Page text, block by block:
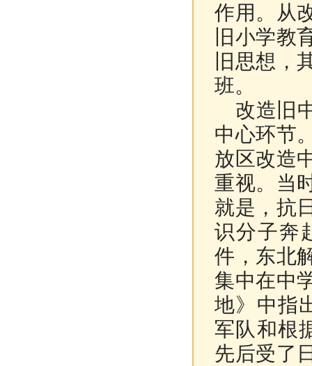
作用。从
旧小学教
旧思想，
班。
改造旧
中心环节
放区改造
重视。当
就是，抗
识分子奔
件，东北
集中在中
地》中指
军队和根
先后受了